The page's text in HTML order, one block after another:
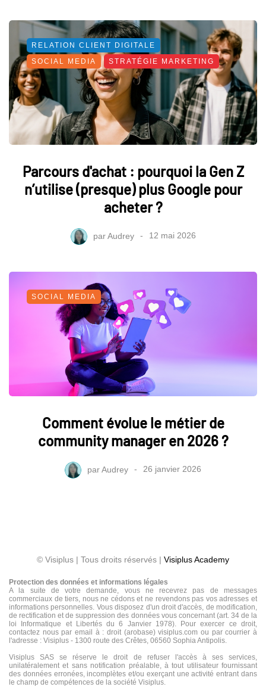
RELATION CLIENT DIGITALE
SOCIAL MEDIA
STRATÉGIE MARKETING
Parcours d'achat : pourquoi la Gen Z
n’utilise (presque) plus Google pour
acheter ?
parAudrey 12 mai 2026
SOCIAL MEDIA
Comment évolue le métier de
community manager en 2026 ?
parAudrey 26 janvier 2026
© Visiplus | Tous droits réservés | Visiplus Academy
Protection des données et informations légales
A la suite de votre demande, vous ne recevrez pas de messages
commerciaux de tiers, nous ne cédons et ne revendons pas vos adresses et
informations personnelles. Vous disposez d'un droit d'accès, de modification,
de rectification et de suppression des données vous concernant (art. 34 de la
loi Informatique et Libertés du 6 Janvier 1978). Pour exercer ce droit,
contactez nous par email à : droit (arobase) visiplus.com ou par courrier à
l'adresse : Visiplus - 1300 route des Crêtes, 06560 Sophia Antipolis.
Visiplus SAS se réserve le droit de refuser l'accès à ses services,
unilatéralement et sans notification préalable, à tout utilisateur fournissant
des données erronées, incomplètes et/ou exerçant une activité entrant dans
le champ de compétences de la société Visiplus.